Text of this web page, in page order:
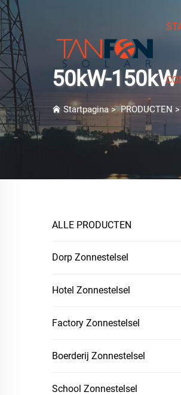
50kW-
Startpagina>PRODUCTEN>
ALLE PRODUCTEN
Dorp Zonnestelsel
Hotel Zonnestelsel
Factory Zonnestelsel
Boerderij Zonnestelsel
School Zonnestelsel